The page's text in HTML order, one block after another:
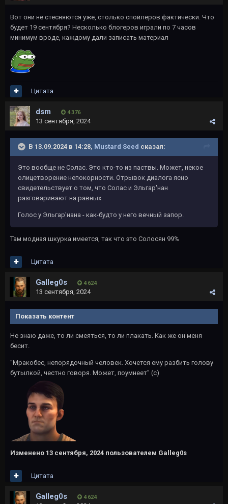
Вот они не стесняются уже, столько спойлеров фактически. Что
будет 19 сентября? Несколько блогеров играли по 7 часов
минимум вроде, каждому дали записать материал
Цитата
dsm 4 376
13 сентября, 2024
В 13.09.2024 в 14:28, Mustard Seed сказал:
Это вообще не Солас. Это кто-то из паствы. Может, некое
олицетворение непокорности. Отрывок диалога ясно
свидетельствует о том, что Солас и Эльгар'нан
разговаривают на равных.
Голос у Эльгар'нана - как-будто у него вечный запор.
Там модная шкурка имеется, так что это Солосян 99%
Цитата
Galleg0s 4 624
13 сентября, 2024
Показать контент
Не знаю даже, то ли смеяться, то ли плакать. Как же он меня
бесит.
"Мракобес, непорядочный человек. Хочется ему разбить голову
бутылкой, честно говоря. Может, поумнеет" (с)
Изменено 13 сентября, 2024 пользователем Galleg0s
Цитата
Galleg0s 4 624